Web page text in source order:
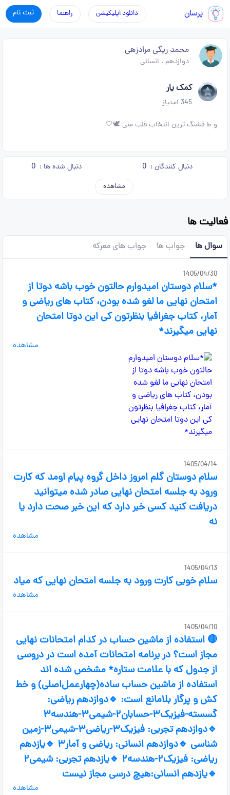
پرسان ثبت نام راهنما دانلود اپلیکیشن
محمد ریگی مرادزهی
دوازدهم . انسانی
کمک یار
345 امتیاز
و ط قشنگ ترین انتخاب قلب منی 🕊🤍
دنبال کنندگان : 0 دنبال شده ها : 0
مشاهده
فعالیت ها
سوال ها جواب ها جواب های معرکه
1405/04/30
*سلام دوستان امیدوارم حالتون خوب باشه دوتا از
امتحان نهایی ما لغو شده بودن، کتاب های ریاضی و
آمار، کتاب جغرافیا بنظرتون کی این دوتا امتحان
نهایی میگیرند*
مشاهده
1405/04/14
سلام دوستان گلم امروز داخل گروه پیام اومد که کارت
ورود به جلسه امتحان نهایی صادر شده میتوانید
دریافت کنید کسی خبر دارد که این خبر صحت دارد یا
نه
مشاهده
1405/04/13
سلام خوبی کارت ورود به جلسه امتحان نهایی که میاد
مشاهده
1405/04/10
🔴 استفاده از ماشین حساب در کدام امتحانات نهایی
مجاز است؟ در برنامه امتحانات آمده است در دروسی
از جدول که با علامت ستاره* مشخص شده اند
استفاده از ماشین حساب ساده(چهارعمل‌اصلی) و خط
کش و پرگار بلامانع است: 🔹دوازدهم ریاضی:
گسسته-فیزیک۳-حسابان۲-شیمی۳-هندسه۳
🔹دوازدهم تجربی: فیزیک۳-ریاضی۳-شیمی۳-زمین
شناسی 🔹دوازدهم انسانی: ریاضی و آمار۳ 🔹یازدهم
ریاضی: فیزیک۲-هندسه۲ 🔹یازدهم تجربی: شیمی۲
🔹یازدهم انسانی:هیچ درسی مجاز نیست
مشاهده